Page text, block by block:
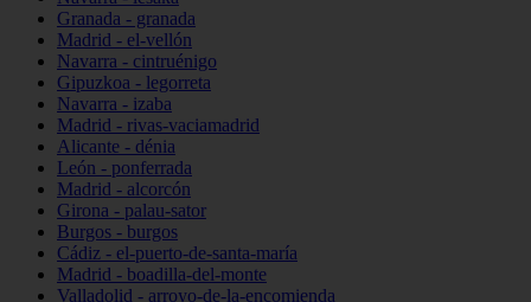
Granada - granada
Madrid - el-vellón
Navarra - cintruénigo
Gipuzkoa - legorreta
Navarra - izaba
Madrid - rivas-vaciamadrid
Alicante - dénia
León - ponferrada
Madrid - alcorcón
Girona - palau-sator
Burgos - burgos
Cádiz - el-puerto-de-santa-maría
Madrid - boadilla-del-monte
Valladolid - arroyo-de-la-encomienda